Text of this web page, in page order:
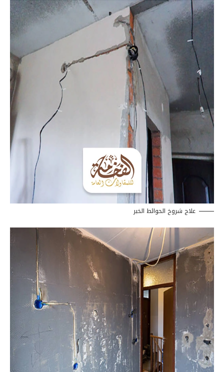
علاج شروخ الحوائط الخبر